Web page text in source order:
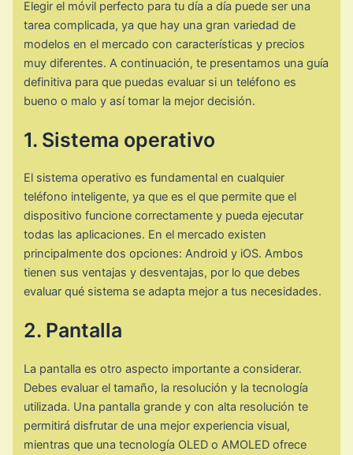
Elegir el móvil perfecto para tu día a día puede ser una
tarea complicada, ya que hay una gran variedad de
modelos en el mercado con características y precios
muy diferentes. A continuación, te presentamos una guía
definitiva para que puedas evaluar si un teléfono es
bueno o malo y así tomar la mejor decisión.
1. Sistema operativo
El sistema operativo es fundamental en cualquier
teléfono inteligente, ya que es el que permite que el
dispositivo funcione correctamente y pueda ejecutar
todas las aplicaciones. En el mercado existen
principalmente dos opciones: Android y iOS. Ambos
tienen sus ventajas y desventajas, por lo que debes
evaluar qué sistema se adapta mejor a tus necesidades.
2. Pantalla
La pantalla es otro aspecto importante a considerar.
Debes evaluar el tamaño, la resolución y la tecnología
utilizada. Una pantalla grande y con alta resolución te
permitirá disfrutar de una mejor experiencia visual,
mientras que una tecnología OLED o AMOLED ofrece